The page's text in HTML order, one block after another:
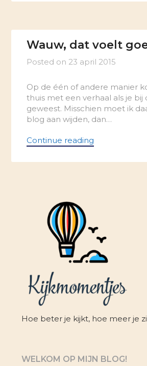
Wauw, dat voelt
Posted on 23 april 2015
Op de één of andere manier
thuis met een verhaal als je bij
geweest. Misschien moet ik
blog aan wijden, dan…
Continue reading
Hoe beter je kijkt, hoe meer je
WELKOM OP MIJN BLOG!